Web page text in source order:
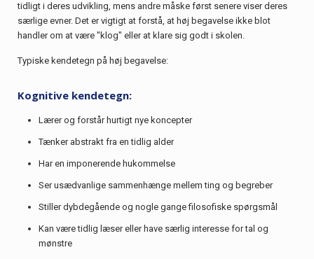
tidligt i deres udvikling, mens andre måske først senere viser deres
særlige evner. Det er vigtigt at forstå, at høj begavelse ikke blot
handler om at være "klog" eller at klare sig godt i skolen.
Typiske kendetegn på høj begavelse:
Kognitive kendetegn:
Lærer og forstår hurtigt nye koncepter
Tænker abstrakt fra en tidlig alder
Har en imponerende hukommelse
Ser usædvanlige sammenhænge mellem ting og begreber
Stiller dybdegående og nogle gange filosofiske spørgsmål
Kan være tidlig læser eller have særlig interesse for tal og
mønstre